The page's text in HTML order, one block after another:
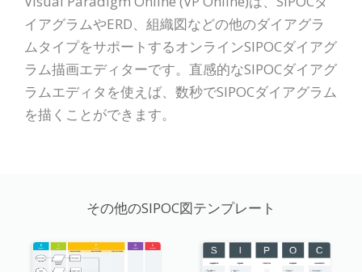
イアグラムやERD、組織図などの他のダイアグラ
ムタイプをサポートするオンラインSIPOCダイアグ
ラム描画エディターです。直感的なSIPOCダイアグ
ラムエディタを使えば、数秒でSIPOCダイアグラム
を描くことができます。
その他のSIPOC図テンプレート